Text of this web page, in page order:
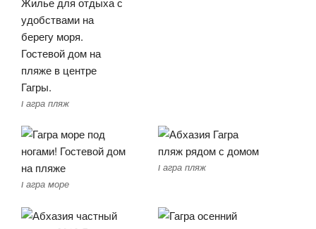
Гагра пляж
Гагра море
Гагра пляж